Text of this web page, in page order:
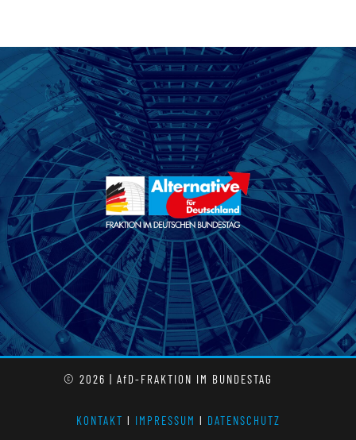
© 2026 | AfD-FRAKTION IM BUNDESTAG
KONTAKT l IMPRESSUM l DATENSCHUTZ